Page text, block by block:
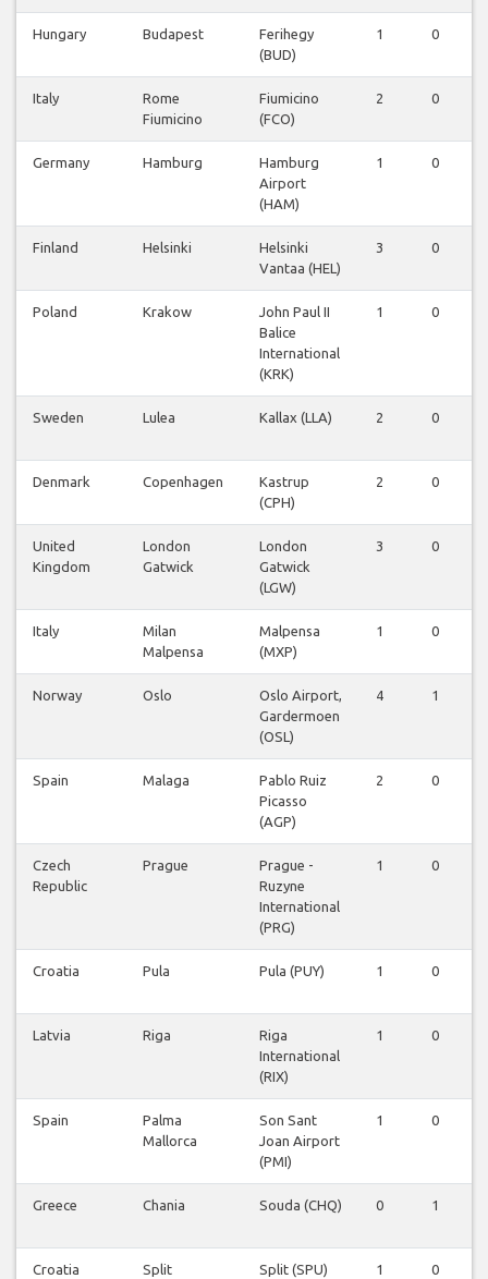
Hungary Budapest
Ferihegy
(BUD)
1 0
Italy
Rome
Fiumicino
Fiumicino
(FCO)
2 0
Germany Hamburg
Hamburg
Airport
(HAM)
1 0
Finland Helsinki
Helsinki
Vantaa (HEL)
3 0
Poland Krakow
John Paul II
Balice
International
(KRK)
1 0
Sweden Lulea Kallax (LLA) 2 0
Denmark Copenhagen
Kastrup
(CPH)
2 0
United
Kingdom
London
Gatwick
London
Gatwick
(LGW)
3 0
Italy
Milan
Malpensa
Malpensa
(MXP)
1 0
Norway Oslo
Oslo Airport,
Gardermoen
(OSL)
4 1
Spain Malaga
Pablo Ruiz
Picasso
(AGP)
2 0
Czech
Republic
Prague
Prague -
Ruzyne
International
(PRG)
1 0
Croatia Pula Pula (PUY) 1 0
Latvia Riga
Riga
International
(RIX)
1 0
Spain
Palma
Mallorca
Son Sant
Joan Airport
(PMI)
1 0
Greece Chania Souda (CHQ) 0 1
Croatia Split Split (SPU) 1 0